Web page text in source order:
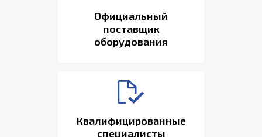
Официальный
поставщик
оборудования
Квалифицированные
специалисты